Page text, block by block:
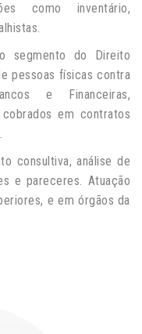
como inventário,
segmento do Direito
pessoas físicas contra
e Financeiras,
em contratos
consultiva, análise de
e pareceres. Atuação
e em órgãos da